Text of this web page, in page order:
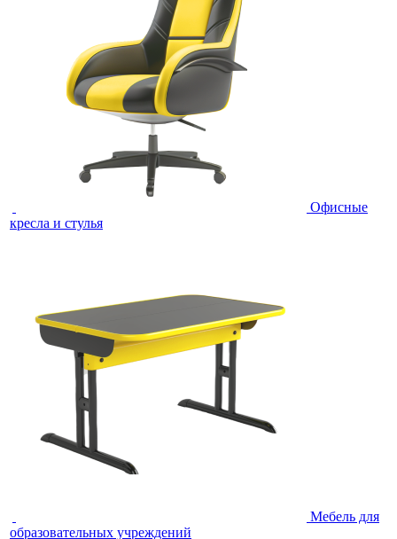
Офисные
кресла и стулья
Мебель для
образовательных учреждений